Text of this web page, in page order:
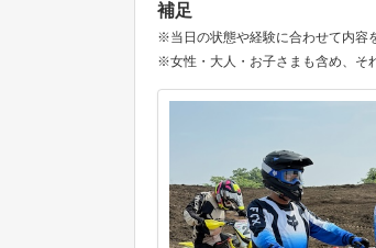
補足
※当日の状態や経験に合わせて内容
※女性・大人・お子さまも含め、そ